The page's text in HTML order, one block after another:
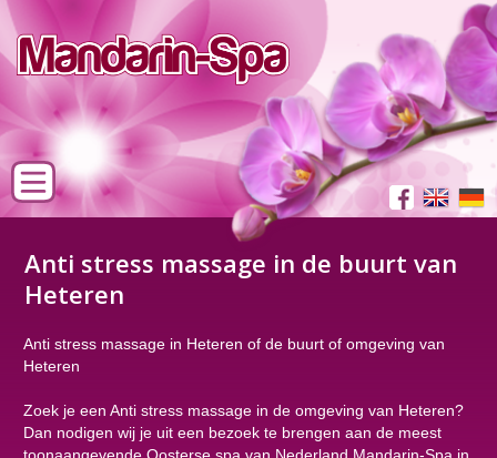
Anti stress massage in de buurt van
Heteren
Anti stress massage in Heteren of de buurt of omgeving van
Heteren
Zoek je een Anti stress massage in de omgeving van Heteren?
Dan nodigen wij je uit een bezoek te brengen aan de meest